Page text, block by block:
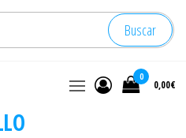
Buscar
0
0,00€